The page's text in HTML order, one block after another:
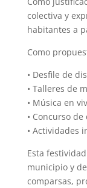
colectiva y
habitantes a
Como
• Desfile de
• Talleres de
• Música en
• Concurso
• Actividades
Esta
municipio y
comparsas,